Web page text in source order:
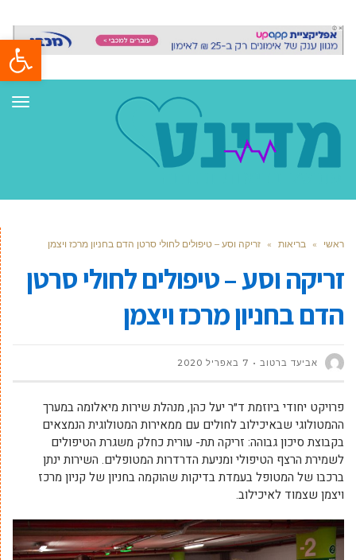
פתח
ראשי » בריאות » זריקה וסע – טיפולים לחולי סרטן הדם בחניון מרכז ויצמן
זריקה וסע – טיפולים לחולי סרטן
הדם בחניון מרכז ויצמן
אביעד ברטוב 7 באפריל 2020
פרויקט יחודי ביוזמת ד״ר יעל כהן, מנהלת שירות מיאלומה במערך
ההמטולוגי שבאיכילוב לחולים עם ממאירות המטולוגית הנמצאים
בקבוצת סיכון גבוהה: זריקה תת- עורית כחלק משגרת הטיפולים
לשמירת הרצף הטיפולי ומניעת הדרדרות המטופלים. השירות ינתן
ברכבו של המטופל בעמדת בדיקות שהוקמה בחניון של קניון מרכז
ויצמן שצמוד לאיכילוב.